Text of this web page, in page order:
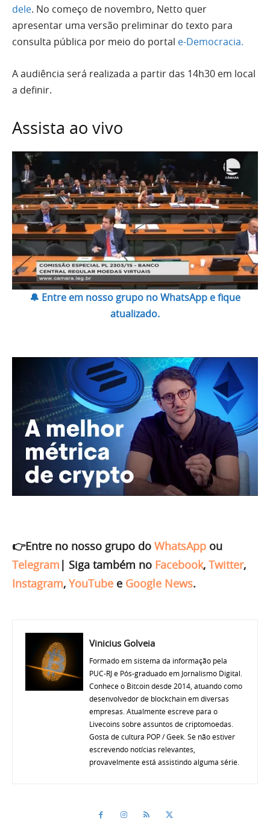
dele. No começo de novembro, Netto quer
apresentar uma versão preliminar do texto para
consulta pública por meio do portal e-Democracia.
A audiência será realizada a partir das 14h30 em local
a definir.
Assista ao vivo
🔔 Entre em nosso grupo no WhatsApp e fique
atualizado.
👉Entre no nosso grupo do WhatsApp ou
Telegram | Siga também no Facebook, Twitter,
Instagram, YouTube e Google News.
Vinicius Golveia
Formado em sistema da informação pela
PUC-RJ e Pós-graduado em Jornalismo Digital.
Conhece o Bitcoin desde 2014, atuando como
desenvolvedor de blockchain em diversas
empresas. Atualmente escreve para o
Livecoins sobre assuntos de criptomoedas.
Gosta de cultura POP / Geek. Se não estiver
escrevendo notícias relevantes,
provavelmente está assistindo alguma série.